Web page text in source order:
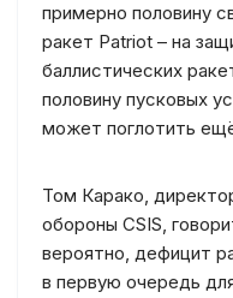
примерно половину
ракет Patriot – на
баллистических
половину пусковых
может поглотить
Том Карако,
обороны CSIS,
вероятно, дефицит
в первую очередь